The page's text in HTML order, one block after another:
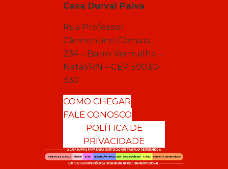
Casa Durval Paiva
Rua Professor
Clementino Câmara,
234 – Barro Vermelho –
Natal/RN – CEP 59030-
330
COMO CHEGAR
FALE CONOSCO
POLÍTICA DE
PRIVACIDADE